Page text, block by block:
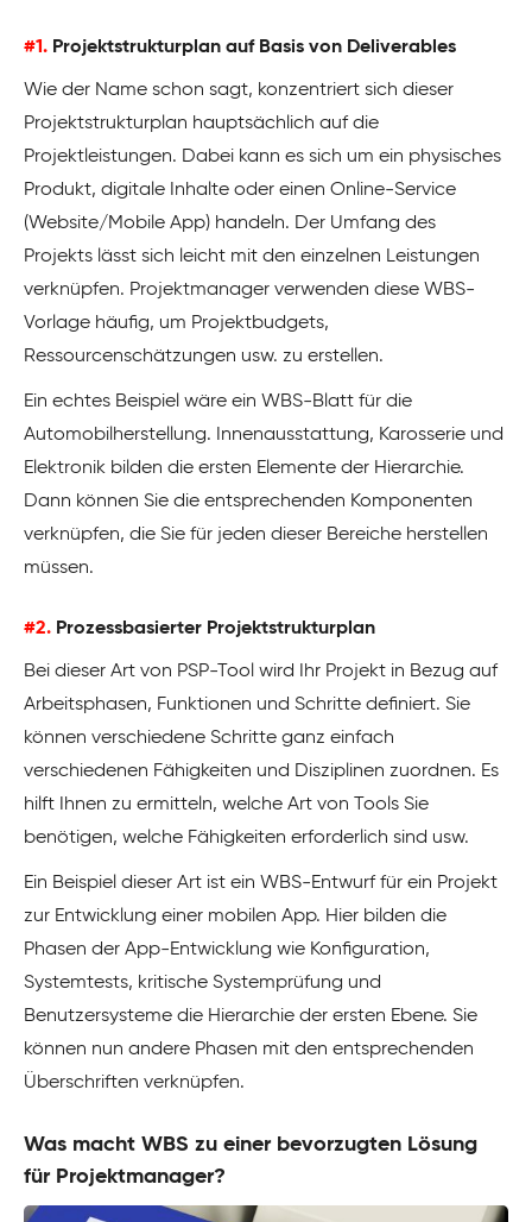
#1. Projektstrukturplan auf Basis von Deliverables
Wie der Name schon sagt, konzentriert sich dieser
Projektstrukturplan hauptsächlich auf die
Projektleistungen. Dabei kann es sich um ein physisches
Produkt, digitale Inhalte oder einen Online-Service
(Website/Mobile App) handeln. Der Umfang des
Projekts lässt sich leicht mit den einzelnen Leistungen
verknüpfen. Projektmanager verwenden diese WBS-
Vorlage häufig, um Projektbudgets,
Ressourcenschätzungen usw. zu erstellen.
Ein echtes Beispiel wäre ein WBS-Blatt für die
Automobilherstellung. Innenausstattung, Karosserie und
Elektronik bilden die ersten Elemente der Hierarchie.
Dann können Sie die entsprechenden Komponenten
verknüpfen, die Sie für jeden dieser Bereiche herstellen
müssen.
#2. Prozessbasierter Projektstrukturplan
Bei dieser Art von PSP-Tool wird Ihr Projekt in Bezug auf
Arbeitsphasen, Funktionen und Schritte definiert. Sie
können verschiedene Schritte ganz einfach
verschiedenen Fähigkeiten und Disziplinen zuordnen. Es
hilft Ihnen zu ermitteln, welche Art von Tools Sie
benötigen, welche Fähigkeiten erforderlich sind usw.
Ein Beispiel dieser Art ist ein WBS-Entwurf für ein Projekt
zur Entwicklung einer mobilen App. Hier bilden die
Phasen der App-Entwicklung wie Konfiguration,
Systemtests, kritische Systemprüfung und
Benutzersysteme die Hierarchie der ersten Ebene. Sie
können nun andere Phasen mit den entsprechenden
Überschriften verknüpfen.
Was macht WBS zu einer bevorzugten Lösung
für Projektmanager?